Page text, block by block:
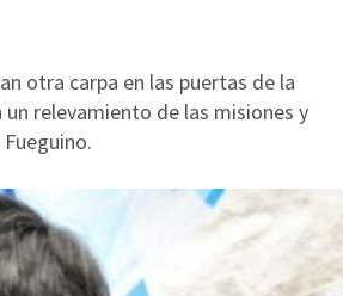
otra carpa en las puertas de la
relevamiento de las misiones y